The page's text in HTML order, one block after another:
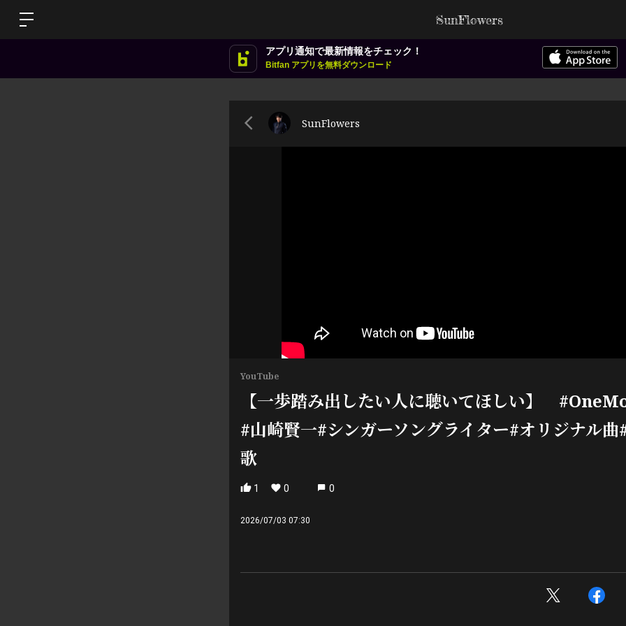
SunFlowers
アプリ通知で最新情報をチェック！
Bitfan アプリを無料ダウンロード
SunFlowers
YouTube
【一歩踏み出したい人に聴いてほしい】
#山崎賢一#シンガーソングライター#オリジナル曲
歌
1 0 0
2026/07/03 07:30